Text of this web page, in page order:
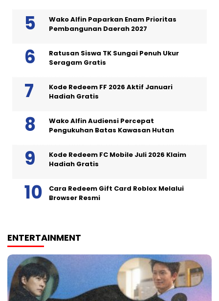
Wako Alfin Paparkan Enam Prioritas
Pembangunan Daerah 2027
Ratusan Siswa TK Sungai Penuh Ukur
Seragam Gratis
Kode Redeem FF 2026 Aktif Januari
Hadiah Gratis
Wako Alfin Audiensi Percepat
Pengukuhan Batas Kawasan Hutan
Kode Redeem FC Mobile Juli 2026 Klaim
Hadiah Gratis
Cara Redeem Gift Card Roblox Melalui
Browser Resmi
ENTERTAINMENT